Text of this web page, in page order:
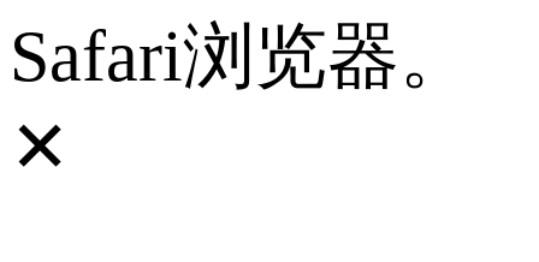
Safari浏览器。
✕